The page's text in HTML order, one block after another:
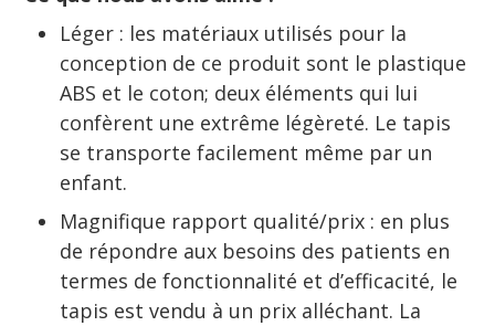
Léger : les matériaux utilisés pour la
conception de ce produit sont le plastique
ABS et le coton; deux éléments qui lui
confèrent une extrême légèreté. Le tapis
se transporte facilement même par un
enfant.
Magnifique rapport qualité/prix : en plus
de répondre aux besoins des patients en
termes de fonctionnalité et d’efficacité, le
tapis est vendu à un prix alléchant. La